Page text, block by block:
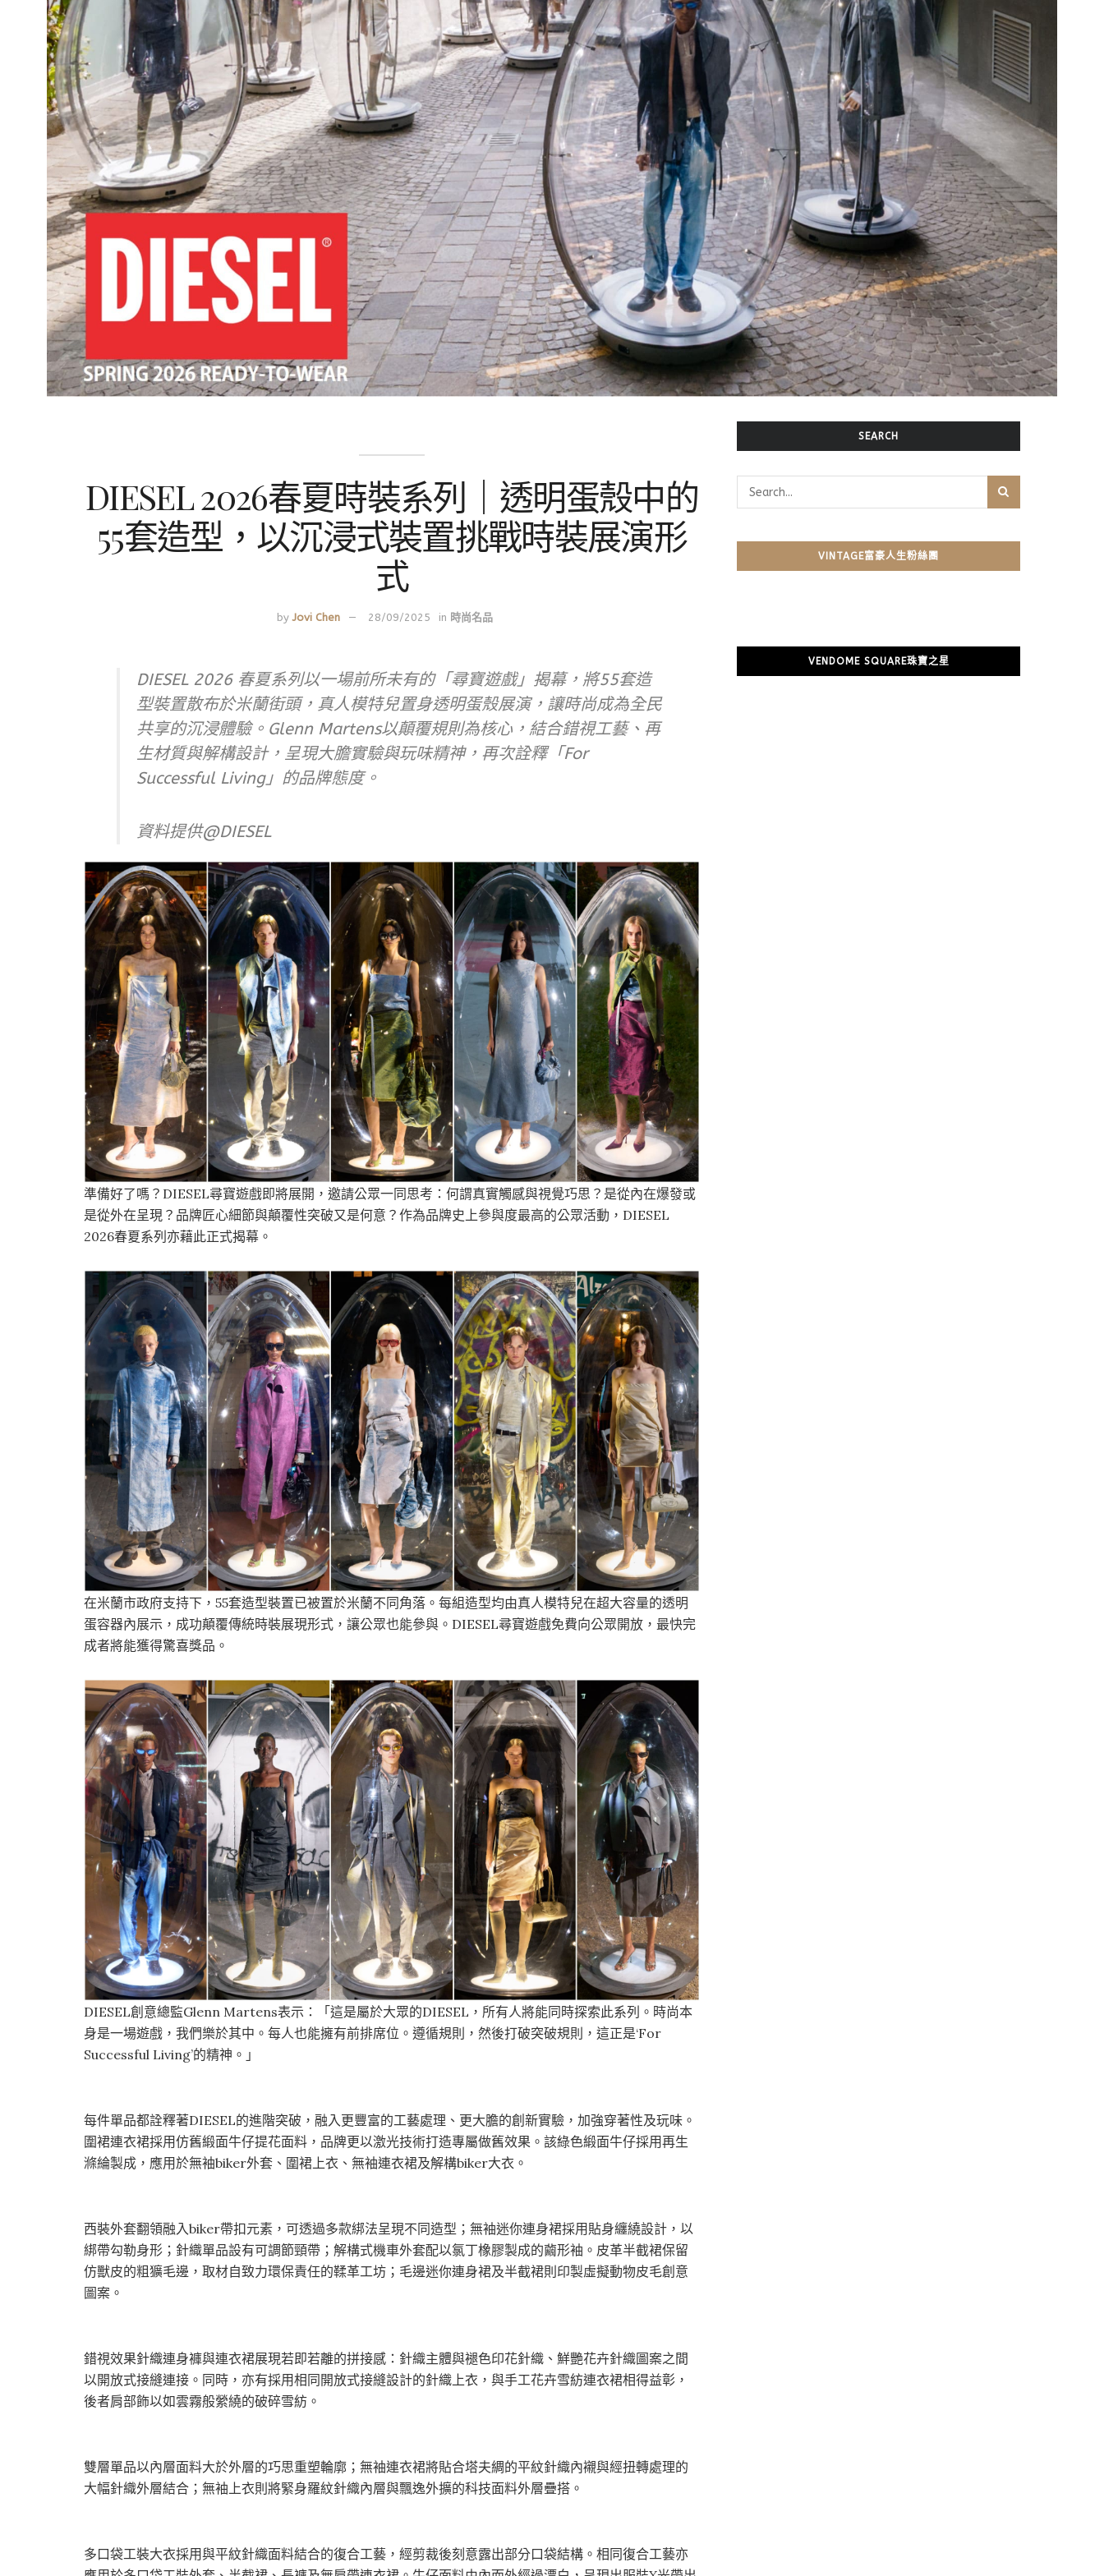
DIESEL 2026春夏時裝系列｜透明蛋殼中的
55套造型，以沉浸式裝置挑戰時裝展演形
式
by Jovi Chen 28/09/2025 in 時尚名品
DIESEL 2026 春夏系列以一場前所未有的「尋寶遊戲」揭幕，將55套造
型裝置散布於米蘭街頭，真人模特兒置身透明蛋殼展演，讓時尚成為全民
共享的沉浸體驗。Glenn Martens以顛覆規則為核心，結合錯視工藝、再
生材質與解構設計，呈現大膽實驗與玩味精神，再次詮釋「For
Successful Living」的品牌態度。
資料提供@DIESEL
準備好了嗎？DIESEL尋寶遊戲即將展開，邀請公眾一同思考：何謂真實觸感與視覺巧思？是從內在爆發或
是從外在呈現？品牌匠心細節與顛覆性突破又是何意？作為品牌史上參與度最高的公眾活動，DIESEL
2026春夏系列亦藉此正式揭幕。
在米蘭市政府支持下，55套造型裝置已被置於米蘭不同角落。每組造型均由真人模特兒在超大容量的透明
蛋容器內展示，成功顛覆傳統時裝展現形式，讓公眾也能參與。DIESEL尋寶遊戲免費向公眾開放，最快完
成者將能獲得驚喜獎品。
DIESEL創意總監Glenn Martens表示：「這是屬於大眾的DIESEL，所有人將能同時探索此系列。時尚本
身是一場遊戲，我們樂於其中。每人也能擁有前排席位。遵循規則，然後打破突破規則，這正是‘For
Successful Living’的精神。」
每件單品都詮釋著DIESEL的進階突破，融入更豐富的工藝處理、更大膽的創新實驗，加強穿著性及玩味。
圍裙連衣裙採用仿舊緞面牛仔提花面料，品牌更以激光技術打造專屬做舊效果。該綠色緞面牛仔採用再生
滌綸製成，應用於無袖biker外套、圍裙上衣、無袖連衣裙及解構biker大衣。
西裝外套翻領融入biker帶扣元素，可透過多款綁法呈現不同造型；無袖迷你連身裙採用貼身纏繞設計，以
綁帶勾勒身形；針織單品設有可調節頸帶；解構式機車外套配以氯丁橡膠製成的繭形袖。皮革半截裙保留
仿獸皮的粗獷毛邊，取材自致力環保責任的鞣革工坊；毛邊迷你連身裙及半截裙則印製虛擬動物皮毛創意
圖案。
錯視效果針織連身褲與連衣裙展現若即若離的拼接感：針織主體與褪色印花針織、鮮艷花卉針織圖案之間
以開放式接縫連接。同時，亦有採用相同開放式接縫設計的針織上衣，與手工花卉雪紡連衣裙相得益彰，
後者肩部飾以如雲霧般縈繞的破碎雪紡。
雙層單品以內層面料大於外層的巧思重塑輪廓；無袖連衣裙將貼合塔夫綢的平紋針織內襯與經扭轉處理的
大幅針織外層結合；無袖上衣則將緊身羅紋針織內層與飄逸外擴的科技面料外層疊搭。
多口袋工裝大衣採用與平紋針織面料結合的復合工藝，經剪裁後刻意露出部分口袋結構。相同復合工藝亦
SEARCH
VINTAGE富豪人生粉絲團
VENDOME SQUARE珠寶之星